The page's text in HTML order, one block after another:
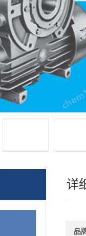
详
品